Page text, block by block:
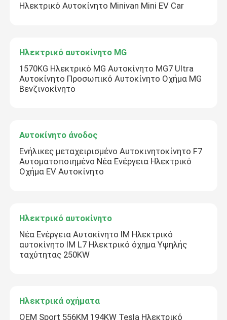
Ηλεκτρικό Αυτοκίνητο Minivan Mini EV Car
Ηλεκτρικό αυτοκίνητο MG
1570KG Ηλεκτρικό MG Αυτοκίνητο MG7 Ultra
Αυτοκίνητο Προσωπικό Αυτοκίνητο Οχήμα MG
Βενζινοκίνητο
Αυτοκίνητο άνοδος
Ενήλικες μεταχειρισμένο Αυτοκινητοκίνητο F7
Αυτοματοποιημένο Νέα Ενέργεια Ηλεκτρικό
Οχήμα EV Αυτοκίνητο
Ηλεκτρικό αυτοκίνητο
Νέα Ενέργεια Αυτοκίνητο ΙΜ Ηλεκτρικό
αυτοκίνητο ΙΜ L7 Ηλεκτρικό όχημα Υψηλής
ταχύτητας 250KW
Ηλεκτρικά οχήματα
OEM Sport 556KM 194KW Tesla Ηλεκτρικό